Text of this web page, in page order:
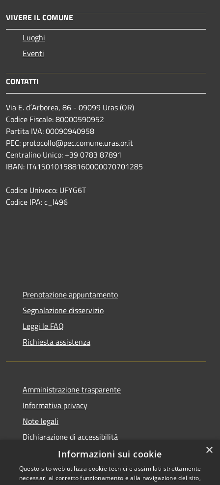
VIVERE IL COMUNE
Luoghi
Eventi
CONTATTI
Via E. d´Arborea, 86 - 09099 Uras (OR)
Codice Fiscale: 80000590952
Partita IVA: 00090940958
PEC: protocollo@pec.comune.uras.or.it
Centralino Unico: +39 0783 87891
IBAN: IT41S0101588160000070701285
Codice Univoco: UFYG6T
Codice IPA: c_l496
Prenotazione appuntamento
Segnalazione disservizio
Leggi le FAQ
Richiesta assistenza
Amministrazione trasparente
Informativa privacy
Note legali
Dichiarazione di accessibilità
×
Informazioni sui cookie
Questo sito web utilizza cookie tecnici e assimilati strettamente
necessari al corretto funzionamento e alla navigazione del sito,